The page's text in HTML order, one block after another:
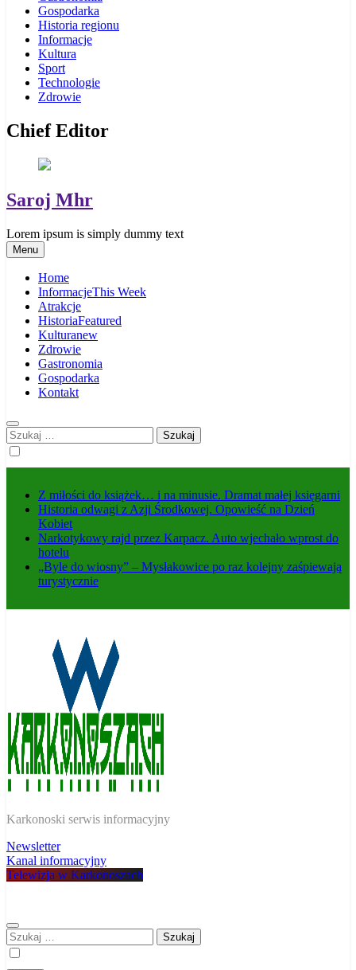
Gospodarka
Historia regionu
Informacje
Kultura
Sport
Technologie
Zdrowie
Chief Editor
Saroj Mhr
Lorem ipsum is simply dummy text
Menu
Home
InformacjeThis Week
Atrakcje
HistoriaFeatured
Kulturanew
Zdrowie
Gastronomia
Gospodarka
Kontakt
Szukaj:
Z miłości do książek… i na minusie. Dramat małej księgarni
Historia odwagi z Azji Środkowej. Opowieść na Dzień
Kobiet
Narkotykowy rajd przez Karpacz. Auto wjechało wprost do
hotelu
„Byle do wiosny” – Mysłakowice po raz kolejny zaśpiewają
turystycznie
W Karkonoszach
Karkonoski serwis informacyjny
Newsletter
Kanal informacyjny
Telewizja w Karkonoszach
Szukaj: